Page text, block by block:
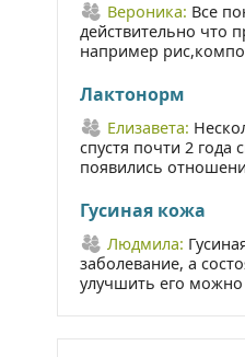
Вероника: Все
действительно что
например
Лактонорм
Елизавета:
спустя почти 2 года
появились
Гусиная кожа
Людмила:
заболевание, а
улучшить его